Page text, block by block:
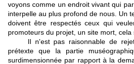
voyons comme un endroit vivant qui
interpelle au plus profond de nous. Un
doivent être respectés ceux qui
promoteurs du projet, un site mort, cela
Il n'est pas raisonnable de
prétexte que la partie
surdimensionnée par rapport à la